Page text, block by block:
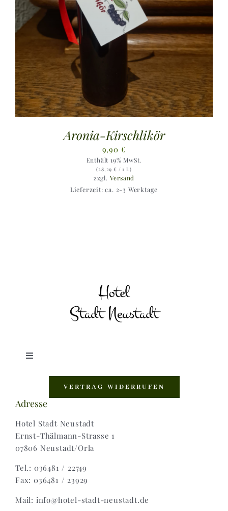
Aronia-Kirschlikör
9,90 €
Enthält 19% MwSt.
(28,29€ / 1 L)
zzgl. Versand
Lieferzeit: ca. 2-3 Werktage
Toggle
Zahlungsweisen |
Widerruf |
VERTRAG WIDERRUFEN
Adresse
Hotel Stadt Neustadt
Ernst-Thälmann-Strasse 1
07806 Neustadt/Orla
Tel.: 036481 / 22749
Fax: 036481 / 23929
Mail: info@hotel-stadt-neustadt.de